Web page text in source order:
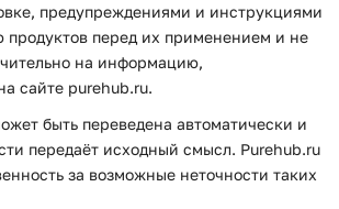
предупреждениями и инструкциями
продуктов перед их применением и не
на информацию,
сайте purehub.ru.
быть переведена автоматически и
передаёт исходный смысл. Purehub.ru
за возможные неточности таких